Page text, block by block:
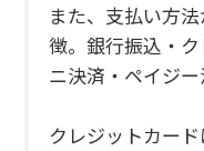
また、支払い方
徴。銀行振込・
ニ決済・ペイジー
クレジットカー